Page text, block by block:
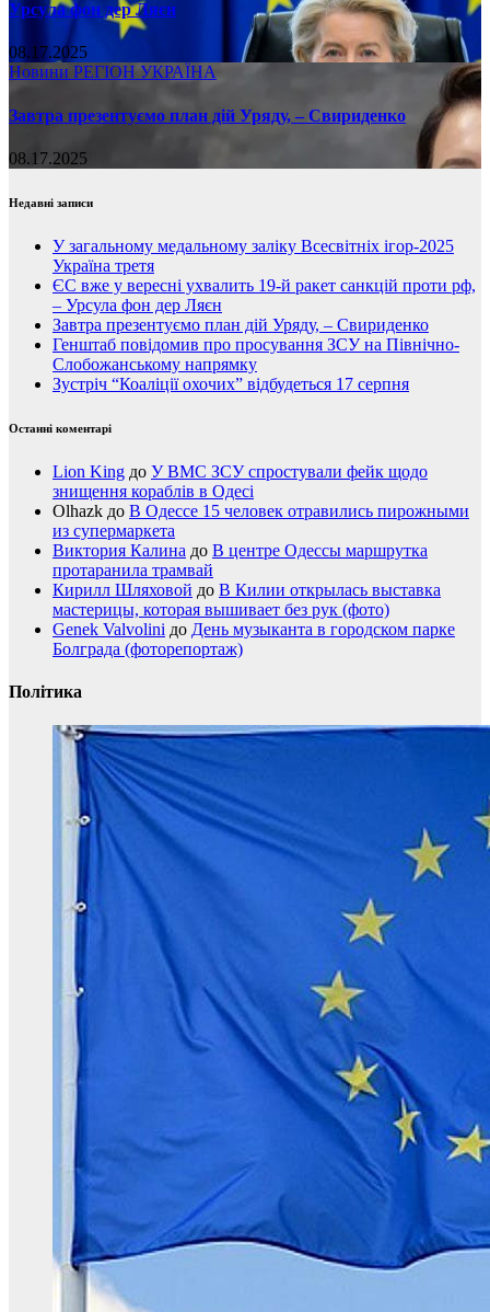
Урсула фон дер Ляєн
08.17.2025
Новини РЕГІОН УКРАЇНА
Завтра презентуємо план дій Уряду, – Свириденко
08.17.2025
Недавні записи
У загальному медальному заліку Всесвітніх ігор-2025
Україна третя
ЄС вже у вересні ухвалить 19-й ракет санкцій проти рф,
– Урсула фон дер Ляєн
Завтра презентуємо план дій Уряду, – Свириденко
Генштаб повідомив про просування ЗСУ на Північно-
Слобожанському напрямку
Зустріч “Коаліції охочих” відбудеться 17 серпня
Останні коментарі
Lion King до У ВМС ЗСУ спростували фейк щодо
знищення кораблів в Одесі
Olhazk до В Одессе 15 человек отравились пирожными
из супермаркета
Виктория Калина до В центре Одессы маршрутка
протаранила трамвай
Кирилл Шляховой до В Килии открылась выставка
мастерицы, которая вышивает без рук (фото)
Genek Valvolini до День музыканта в городском парке
Болграда (фоторепортаж)
Політика